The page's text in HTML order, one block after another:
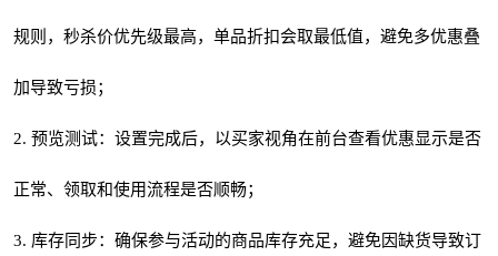
规则，秒杀价优先级最高，单品折扣会取最低值，避免多优惠叠
加导致亏损；
2. 预览测试：设置完成后，以买家视角在前台查看优惠显示是否
正常、领取和使用流程是否顺畅；
3. 库存同步：确保参与活动的商品库存充足，避免因缺货导致订